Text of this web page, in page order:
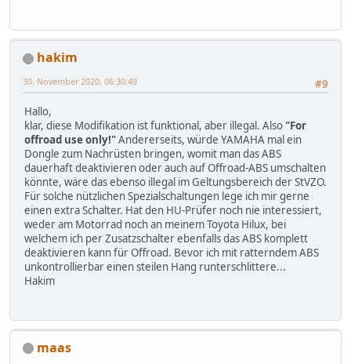
hakim
#9
30. November 2020, 06:30:49
Hallo,
klar, diese Modifikation ist funktional, aber illegal. Also "For
offroad use only!"Andererseits, würde YAMAHA mal ein
Dongle zum Nachrüsten bringen, womit man das ABS
dauerhaft deaktivieren oder auch auf Offroad-ABS umschalten
könnte, wäre das ebenso illegal im Geltungsbereich der StVZO.
Für solche nützlichen Spezialschaltungen lege ich mir gerne
einen extra Schalter. Hat den HU-Prüfer noch nie interessiert,
weder am Motorrad noch an meinem Toyota Hilux, bei
welchem ich per Zusatzschalter ebenfalls das ABS komplett
deaktivieren kann für Offroad. Bevor ich mit ratterndem ABS
unkontrollierbar einen steilen Hang runterschlittere...
Hakim
maas